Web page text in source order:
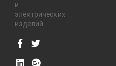
и
электрических
изделий.